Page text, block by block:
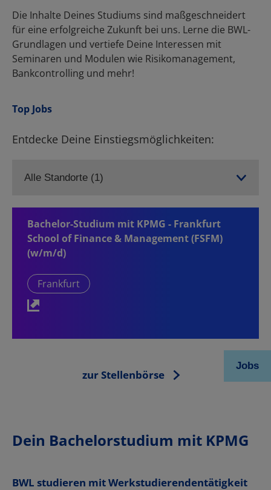
Top Jobs
Entdecke Deine Einstiegsmöglichkeiten:
Bachelor-Studium mit KPMG - Frankfurt
School of Finance & Management (FSFM)
(w/m/d)
Frankfurt
zur Stellenbörse
Dein Bachelorstudium mit KPMG